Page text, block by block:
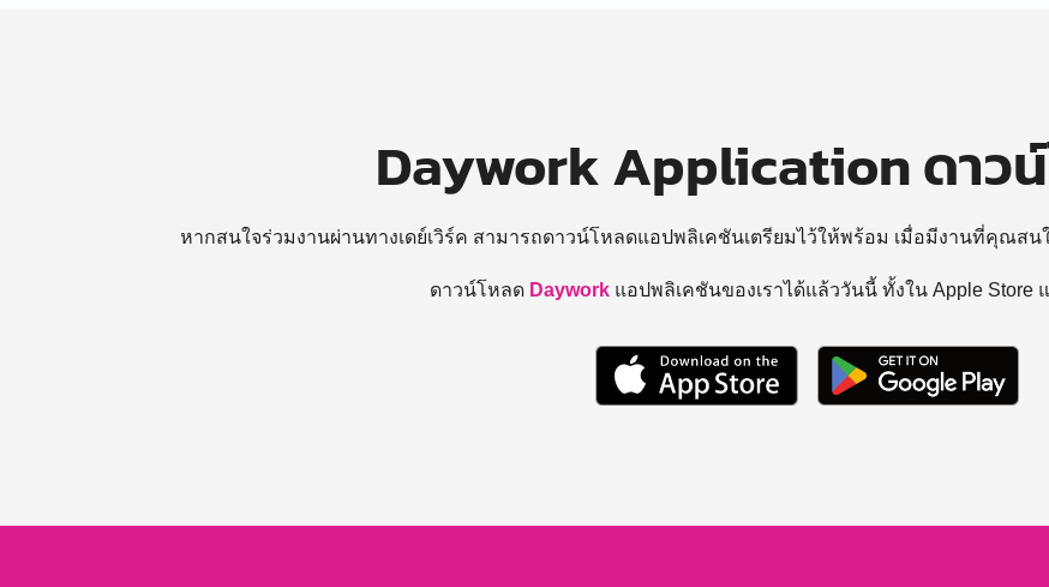
Daywork Application ดาว
หากสนใจร่วมงานผ่านทางเดย์เวิร์ค สามารถดาวน์โหลดแอปพลิเคชันเตรียมไว้ให้พร้อม เมื่อมีงานที่คุณสน
ดาวน์โหลด Daywork แอปพลิเคชันของเราได้แล้ววันนี้ ทั้งใน Apple Store